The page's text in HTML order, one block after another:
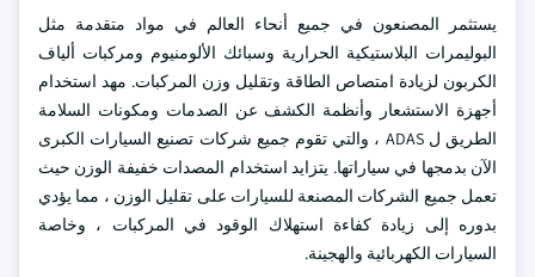
يستثمر المصنعون في جميع أنحاء العالم في مواد متقدمة مثل
البوليمرات البلاستيكية الحرارية وسبائك الألومنيوم ومركبات ألياف
الكربون لزيادة امتصاص الطاقة وتقليل وزن المركبات. مهد استخدام
أجهزة الاستشعار وأنظمة الكشف عن الصدمات ومكونات السلامة
الطريق ل ADAS ، والتي تقوم جميع شركات تصنيع السيارات الكبرى
الآن بدمجها في سياراتها. يتزايد استخدام المصدات خفيفة الوزن حيث
تعمل جميع الشركات المصنعة للسيارات على تقليل الوزن ، مما يؤدي
بدوره إلى زيادة كفاءة استهلاك الوقود في المركبات ، وخاصة
السيارات الكهربائية والهجينة.